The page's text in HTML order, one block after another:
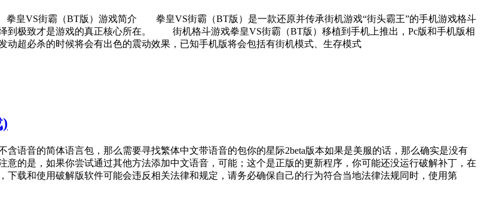
街霸（BT版）游戏简介 拳皇VS街霸（BT版）是一款还原并传承街机游戏“街头霸王”的手机游戏格斗
到极致才是游戏的真正核心所在。 街机格斗游戏拳皇VS街霸（BT版）移植到手机上推出，Pc版和手机版相
超必杀的时候将会有出色的震动效果，已知手机版将会包括有街机模式、生存模式
语音的简体语言包，那么需要寻找繁体中文带语音的包你的星际2beta版本如果是美服的话，那么确实是没有
的是，如果你尝试通过其他方法添加中文语音，可能；这个是正版的更新程序，你可能还没运行破解补丁，在
载和使用破解版软件可能会违反相关法律和规定，请务必确保自己的行为符合当地法律法规同时，使用第